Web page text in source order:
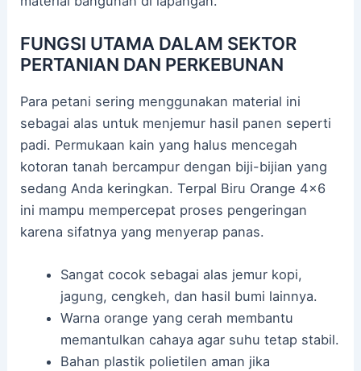
FUNGSI UTAMA DALAM SEKTOR
PERTANIAN DAN PERKEBUNAN
Para petani sering menggunakan material ini
sebagai alas untuk menjemur hasil panen seperti
padi. Permukaan kain yang halus mencegah
kotoran tanah bercampur dengan biji-bijian yang
sedang Anda keringkan. Terpal Biru Orange 4×6
ini mampu mempercepat proses pengeringan
karena sifatnya yang menyerap panas.
Sangat cocok sebagai alas jemur kopi,
jagung, cengkeh, dan hasil bumi lainnya.
Warna orange yang cerah membantu
memantulkan cahaya agar suhu tetap stabil.
Bahan plastik polietilen aman jika